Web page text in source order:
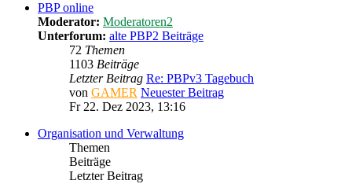
PBP online
Moderator: Moderatoren2
Unterforum: alte PBP2 Beiträge
72 Themen
1103 Beiträge
Letzter Beitrag Re: PBPv3 Tagebuch
von GAMER Neuester Beitrag
Fr 22. Dez 2023, 13:16
Organisation und Verwaltung
Themen
Beiträge
Letzter Beitrag